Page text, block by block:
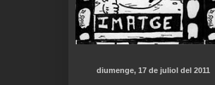
diumenge, 17 de juliol del 2011